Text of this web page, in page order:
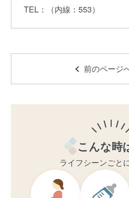
TEL ：（内線：553）
前のページ
こんな時
ライフシーンごと